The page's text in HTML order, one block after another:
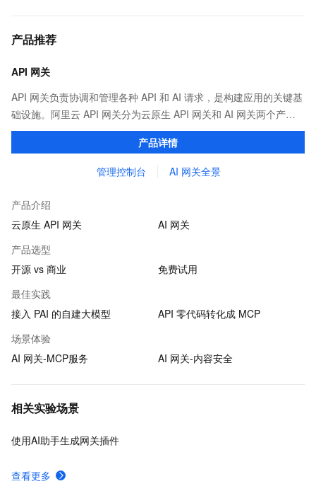
产品推荐
API 网关
API 网关负责协调和管理各种 API 和 AI 请求，是构建应用的关键基
础设施。阿里云 API 网关分为云原生 API 网关和 AI 网关两个产
品。
产品详情
管理控制台 AI 网关全景
产品介绍
云原生 API 网关
AI 网关
产品选型
开源 vs 商业
免费试用
最佳实践
接入 PAI 的自建大模型
API 零代码转化成 MCP
场景体验
AI 网关-MCP服务
AI 网关-内容安全
相关实验场景
使用AI助手生成网关插件
查看更多